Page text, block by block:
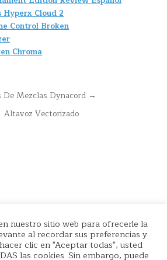
Hyperx Cloud 2
Control Broken
Chroma
De Mezclas Dynacord →
Altavoz Vectorizado
de Amazon y cuenta con enlaces
llevamos comisión en cada venta.
nuestro sitio web para ofrecerle la
al recordar sus preferencias y
clic en "Aceptar todas", usted
las cookies. Sin embargo, puede